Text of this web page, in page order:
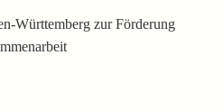
Württemberg zur Förderung